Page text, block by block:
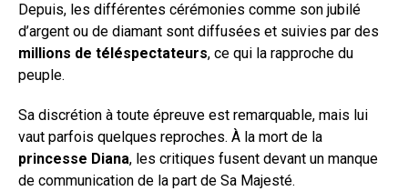
Depuis, les différentes cérémonies comme son jubilé
d’argent ou de diamant sont diffusées et suivies par des
millions de téléspectateurs, ce qui la rapproche du
peuple.
Sa discrétion à toute épreuve est remarquable, mais lui
vaut parfois quelques reproches. À la mort de la
princesse Diana, les critiques fusent devant un manque
de communication de la part de Sa Majesté.